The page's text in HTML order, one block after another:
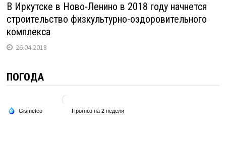
В Иркутске в Ново-Ленино в 2018 году начнется
строительство физкультурно-оздоровительного
комплекса
26.04.2018
ПОГОДА